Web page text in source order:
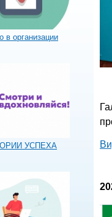
в организации
УСПЕХА